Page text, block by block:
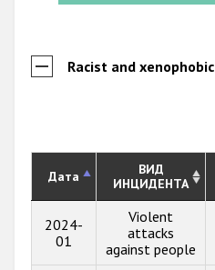
Racist and xenophobic
Дата
ВИД
ИНЦИДЕНТА
2024-
01
Violent
attacks
against people